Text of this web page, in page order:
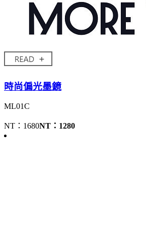
時尚偏光墨鏡
ML01C
NT：1680NT：1280